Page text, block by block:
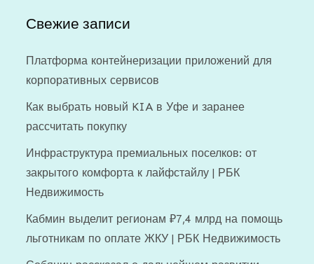
Свежие записи
Платформа контейнеризации приложений для
корпоративных сервисов
Как выбрать новый KIA в Уфе и заранее
рассчитать покупку
Инфраструктура премиальных поселков: от
закрытого комфорта к лайфстайлу | РБК
Недвижимость
Кабмин выделит регионам ₽7,4 млрд на помощь
льготникам по оплате ЖКУ | РБК Недвижимость